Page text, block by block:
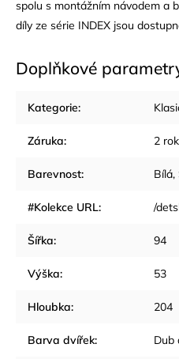
spolu s montážním návodem a
díly ze série INDEX jsou
Doplňkové
Kategorie:
Záruka: 2
Barevnost: Bílá,
#Kolekce URL: /
Šířka: 94
Výška: 53
Hloubka: 204
Barva dvířek: Dub